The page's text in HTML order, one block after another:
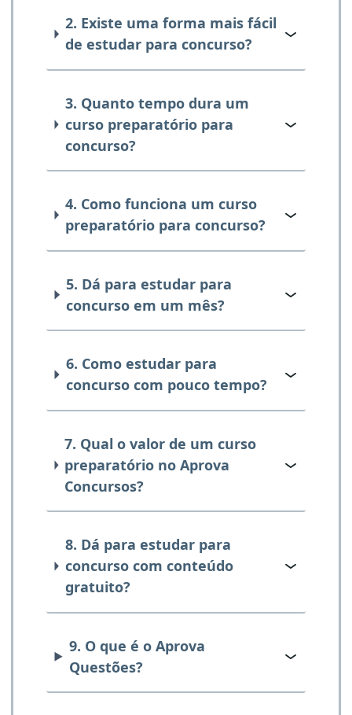
2. Existe uma forma mais fácil
de estudar para concurso?
3. Quanto tempo dura um
curso preparatório para
concurso?
4. Como funciona um curso
preparatório para concurso?
5. Dá para estudar para
concurso em um mês?
6. Como estudar para
concurso com pouco tempo?
7. Qual o valor de um curso
preparatório no Aprova
Concursos?
8. Dá para estudar para
concurso com conteúdo
gratuito?
9. O que é o Aprova
Questões?